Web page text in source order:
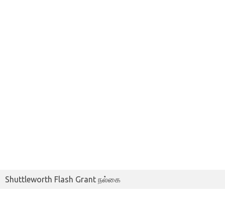
Shuttleworth Flash Grant நல்கை